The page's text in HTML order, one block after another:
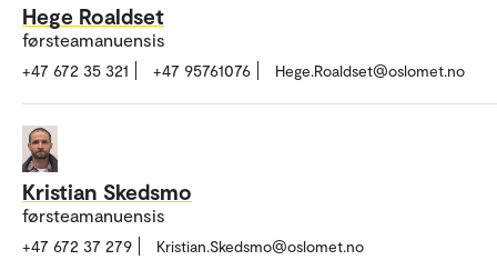
Hege Roaldset
førsteamanuensis
+47 672 35 321 +47 95761076 Hege.Roaldset@oslomet.no
Kristian Skedsmo
førsteamanuensis
+47 672 37 279 Kristian.Skedsmo@oslomet.no